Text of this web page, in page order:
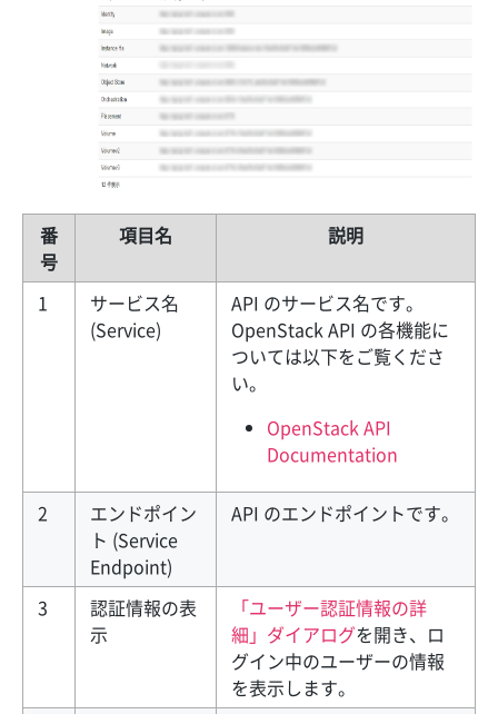
番
号
項目名 説明
1
サービス名
(Service)
API のサービス名です。
OpenStack API の各機能に
ついては以下をご覧くださ
い。
OpenStack API
Documentation
2
エンドポイン
ト (Service
Endpoint)
API のエンドポイントです。
3
認証情報の表
示
「ユーザー認証情報の詳
細」ダイアログを開き、ロ
グイン中のユーザーの情報
を表示します。